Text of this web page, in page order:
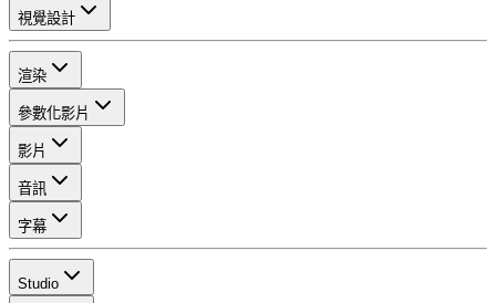
視覺設計
渲染
參數化影片
影片
音訊
字幕
Studio